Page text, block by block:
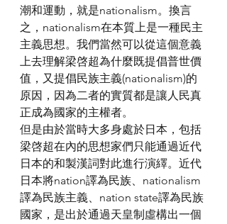
潮和運動，就是nationalism。換言
之，nationalism在本質上是一種民主
主義思想。我們當然可以從這個意義
上去理解梁啓超為什麼既提倡普世價
值，又提倡民族主義(nationalism)的
原因，因為二者的實質都是讓人民真
正成為國家的主權者。
但是由於當時大多身處於日本，包括
梁啓超在內的思想家們只能通過近代
日本的和製漢詞對此進行演繹。近代
日本將nation譯為民族、nationalism
譯為民族主義、nation state譯為民族
國家，是出於通過天皇制虛構出一個